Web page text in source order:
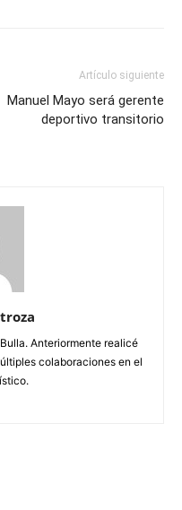
Artículo siguiente
Manuel Mayo será gerente
deportivo transitorio
Anteriormente realicé
colaboraciones en el